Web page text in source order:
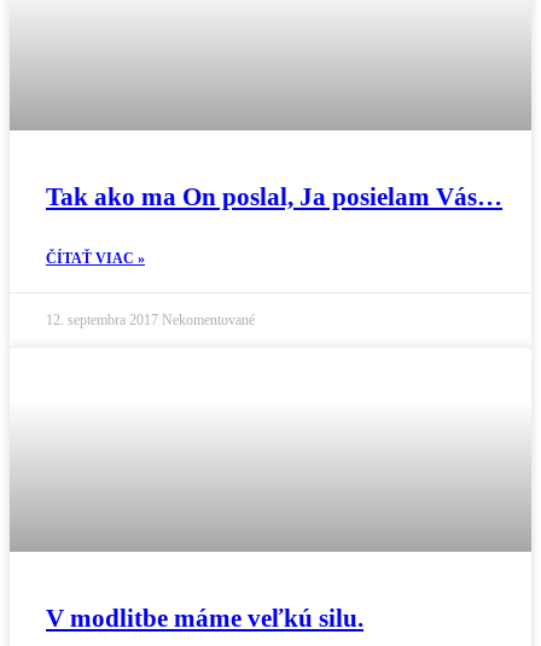
Tak ako ma On poslal, Ja posielam Vás…
ČÍTAŤ VIAC »
12. septembra 2017 Nekomentované
V modlitbe máme veľkú silu.